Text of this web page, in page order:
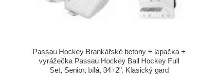
Passau Hockey Brankářské betony + lapačka +
vyrážečka Passau Hockey Ball Hockey Full
Set, Senior, bílá, 34+2", Klasický gard